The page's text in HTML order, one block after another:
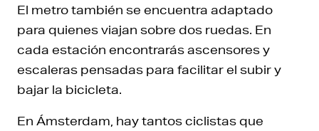
El metro también se encuentra adaptado
para quienes viajan sobre dos ruedas. En
cada estación encontrarás ascensores y
escaleras pensadas para facilitar el subir y
bajar la bicicleta.
En Ámsterdam, hay tantos ciclistas que